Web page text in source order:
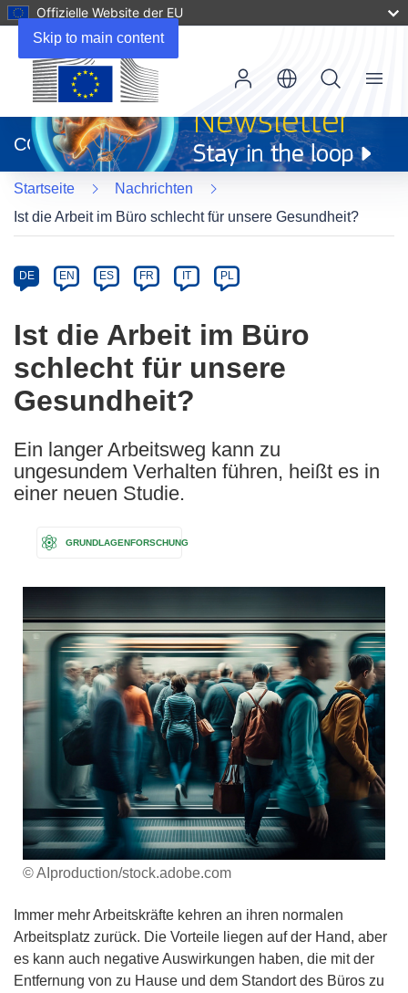
Skip to main content
Offizielle Website der EU
neuem
Fenster)
CORDIS
Menu
Startseite
Nachrichten
Ist die Arbeit im Büro schlecht für unsere Gesundheit?
Category
Article
available
the
following
languages:
DE EN ES FR IT PL
Ist die Arbeit im Büro
schlecht für unsere
Gesundheit?
Ein langer Arbeitsweg kann zu
ungesundem Verhalten führen, heißt es in
einer neuen Studie.
GRUNDLAGENFORSCHUNG
© AIproduction/stock.adobe.com
Immer mehr Arbeitskräfte kehren an ihren normalen
Arbeitsplatz zurück. Die Vorteile liegen auf der Hand, aber
es kann auch negative Auswirkungen haben, die mit der
Entfernung von zu Hause und dem Standort des Büros zu